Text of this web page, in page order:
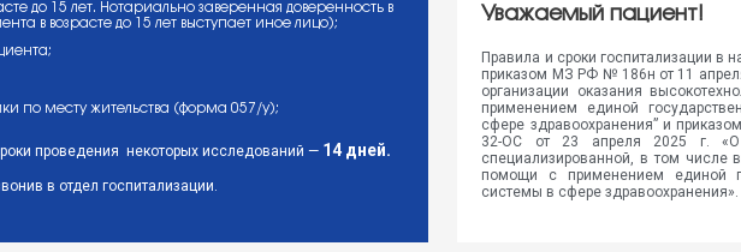
до 15 лет. Нотариально заверенная доверенность в
в возрасте до 15 лет выступает иное лицо);
по месту жительства (форма 057/у);
проведения некоторых исследований — 14 дней.
в отдел госпитализации.
Уважаемый пациент!
Правила и сроки госпитализации в
приказом МЗ РФ № 186н от 11
организации оказания
применением единой
сфере здравоохранения” и
32-ОС от 23 апреля 2025 г. «О
специализированной, в том числе
помощи с применением единой
системы в сфере здравоохранения».